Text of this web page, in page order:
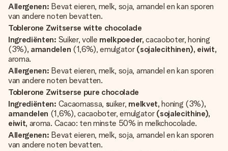
Allergenen: Bevat eieren, melk, soja, amandel en kan sporen
van andere noten bevatten.
Toblerone Zwitserse witte chocolade
Ingrediënten: Suiker, volle melkpoeder,cacaoboter, honing
(3%), amandelen (1,6%), emulgator(sojalecithinen), eiwit,
aroma.
Allergenen: Bevat eieren, melk, soja, amandel en kan sporen
van andere noten bevatten.
Toblerone Zwitserse pure chocolade
Ingrediënten: Cacaomassa, suiker, melkvet,honing (3%),
amandelen (1,6%), cacaoboter, emulgator(sojalecithine),
eiwit, aroma. Cacao: ten minste 50% in melkchocolade.
Allergenen: Bevat eieren, melk, soja, amandel en kan sporen
van andere noten bevatten.